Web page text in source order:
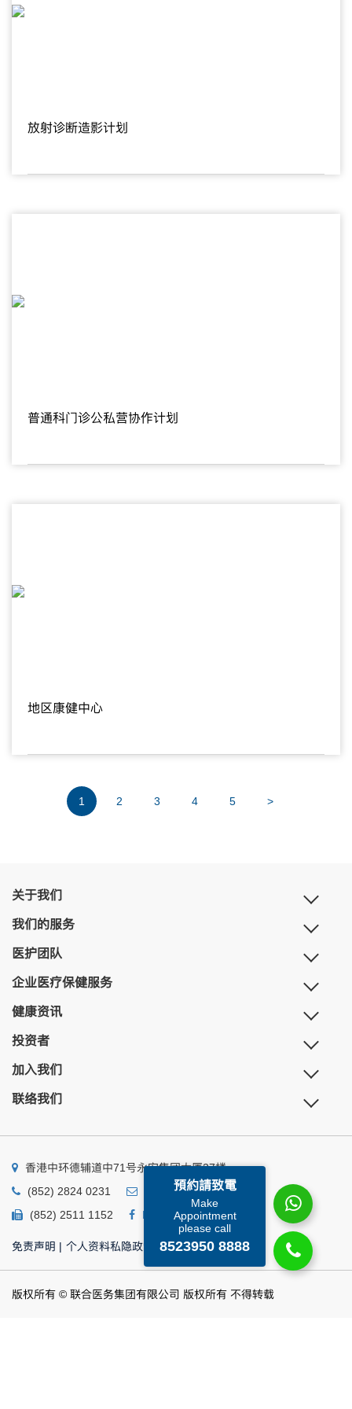
預約請致電
Make
Appointment
please call
8523950 8888
放射诊断造影计划
普通科门诊公私营协作计划
地区康健中心
1 2 3 4 5 >
关于我们
我们的服务
医护团队
企业医疗保健服务
健康资讯
投资者
加入我们
联络我们
香港中环德辅道中71号永安集团大厦27楼
(852) 2824 0231
business@ump.com.hk
(852) 2511 1152
Facebook Linkedin
免责声明 | 个人资料私隐政策 | 个人资料收集声明
版权所有 © 联合医务集团有限公司 版权所有 不得转载